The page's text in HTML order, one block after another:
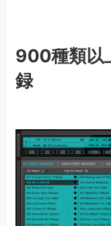
900種類以
録